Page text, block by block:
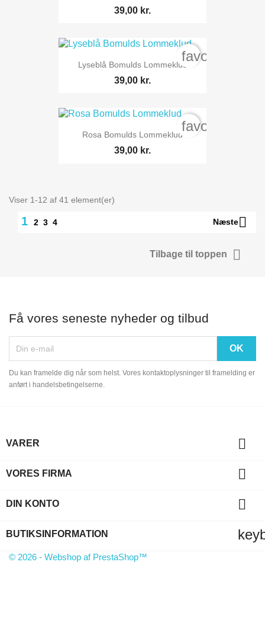
39,00 kr.
Lyseblå Bomulds Lommeklud
39,00 kr.
Rosa Bomulds Lommeklud
39,00 kr.
Viser 1-12 af 41 element(er)
1 2 3 4 Næste
Tilbage til toppen 
Få vores seneste nyheder og tilbud
Du kan framelde dig når som helst. Vores kontaktoplysninger til framelding er
anført i handelsbetingelserne.
VARER 
VORES FIRMA 
DIN KONTO 
BUTIKSINFORMATION
© 2026 - Webshop af PrestaShop™